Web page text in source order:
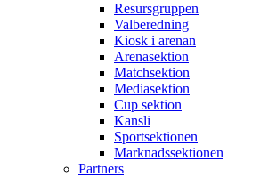
Resursgruppen
Valberedning
Kiosk i arenan
Arenasektion
Matchsektion
Mediasektion
Cup sektion
Kansli
Sportsektionen
Marknadssektionen
Partners